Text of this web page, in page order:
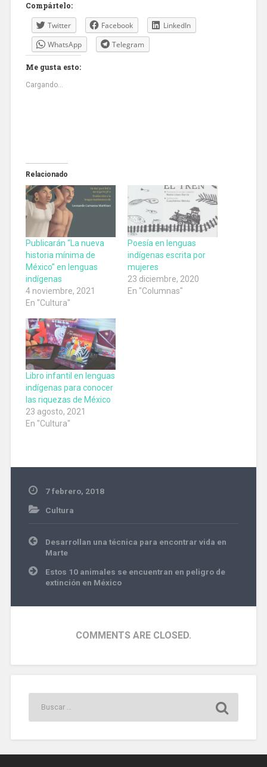
Compártelo:
Twitter Facebook
LinkedIn
WhatsApp
Telegram
Me gusta esto:
Cargando...
Relacionado
Publicarán “La nueva
historia mínima de
México” en lenguas
indígenas
4 noviembre, 2021
En "Cultura"
Poesía en lenguas
indígenas escrita por
mujeres
23 diciembre, 2020
En "Columnas"
Libro infantil en lenguas
indígenas para conocer
las riquezas de México
23 agosto, 2021
En "Cultura"
7 febrero, 2018
Cultura
Navegación
de
entradas
Desarrollan una técnica para encontrar vida en
Marte
Estos 10 animales se encuentran en peligro de
extinción en México
COMMENTS ARE CLOSED.